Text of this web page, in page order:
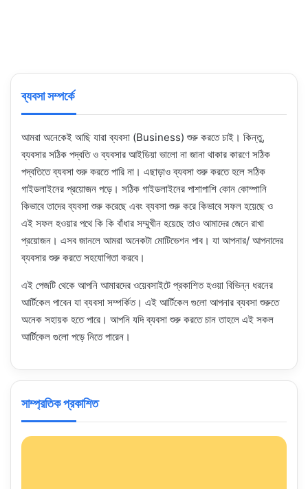
ব্যবসা সম্পর্কে
আমরা অনেকেই আছি যারা ব্যবসা (Business) শুরু করতে চাই। কিন্তু,
ব্যবসার সঠিক পদ্বতি ও ব্যবসার আইডিয়া ভালো না জানা থাকার কারণে সঠিক
পদ্বতিতে ব্যবসা শুরু করতে পারি না। এছাড়াও ব্যবসা শুরু করতে হলে সঠিক
গাইডলাইনের প্রয়োজন পড়ে। সঠিক গাইডলাইনের পাশাপাশি কোন কোম্পানি
কিভাবে তাদের ব্যবসা শুরু করেছে এবং ব্যবসা শুরু করে কিভাবে সফল হয়েছে ও
এই সফল হওয়ার পথে কি কি বাঁধার সম্মুখীন হয়েছে তাও আমাদের জেনে রাখা
প্রয়োজন। এসব জানলে আমরা অনেকটা মোটিভেশন পাব। যা আপনার/ আপনাদের
ব্যবসার শুরু করতে সহযোগিতা করবে।
এই পেজটি থেকে আপনি আমারদের ওয়েবসাইটে প্রকাশিত হওয়া বিভিন্ন ধরনের
আর্টিকেল পাবেন যা ব্যবসা সম্পর্কিত। এই আর্টিকেল গুলো আপনার ব্যবসা শুরুতে
অনেক সহায়ক হতে পারে। আপনি যদি ব্যবসা শুরু করতে চান তাহলে এই সকল
আর্টিকেল গুলো পড়ে নিতে পারেন।
সাম্প্রতিক প্রকাশিত